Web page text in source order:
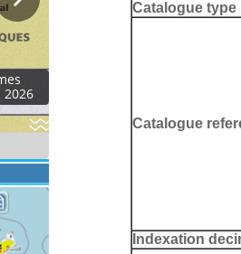
Catalogue type
Catalogue
Indexation